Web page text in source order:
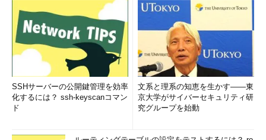
SSHサーバーの公開鍵管理を効率
化するには？ ssh-keyscanコマン
ド
文系と理系の知恵を生かす――東
京大学がサイバーセキュリティ研
究グループを始動